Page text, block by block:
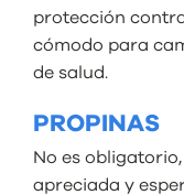
protección
cómodo para
de salud.
PROPINAS
No es
apreciada y